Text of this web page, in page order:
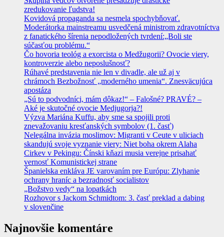
zredukovanie ľudstva!
Kovidová propaganda sa nesmela spochybňovať.
Moderátorka mainstreamu usvedčená ministrom zdravotníctva
z fanatického šírenia nepodložených tvrdení:„Boli ste
súčasťou problému.“
Čo hovoria teológ a exorcista o Medžugorii? Ovocie viery,
kontroverzie alebo neposlušnosť?
Rúhavé predstavenia nie len v divadle, ale už aj v
chrámoch Bezbožnosť „moderného umenia“. Znesväcujúca
apostáza
„Sú to podvodníci, mám dôkaz!“ – Falošné? PRAVÉ? –
Aké je skutočné ovocie Medjugorja?!
Výzva Mariána Kuffu, aby sme sa spojili proti
znevažovaniu kresťanských symbolov (1. časť)
Nelegálna invázia moslimov: Migranti v Ceute v uliciach
skandujú svoje vyznanie viery: Niet boha okrem Alaha
Cirkev v Pekingu: Čínski kňazi musia verejne prisahať
vernosť Komunistickej strane
Španielska enkláva JE varovaním pre Európu: Zlyhanie
ochrany hraníc a bezradnosť socialistov
„Božstvo vedy“ na lopatkách
Rozhovor s Jackom Schmidtom: 3. časť preklad a dabing
v slovenčine
Najnovšie komentáre